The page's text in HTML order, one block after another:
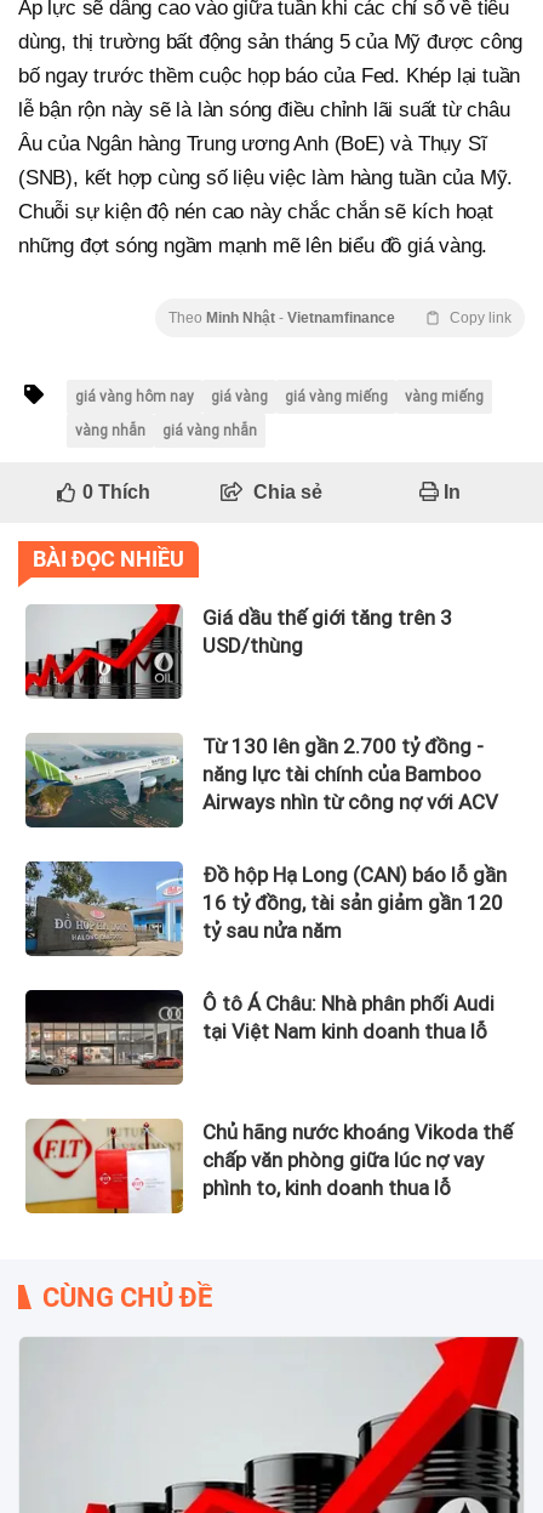
Áp lực sẽ dâng cao vào giữa tuần khi các chỉ số về tiêu
dùng, thị trường bất động sản tháng 5 của Mỹ được công
bố ngay trước thềm cuộc họp báo của Fed. Khép lại tuần
lễ bận rộn này sẽ là làn sóng điều chỉnh lãi suất từ châu
Âu của Ngân hàng Trung ương Anh (BoE) và Thụy Sĩ
(SNB), kết hợp cùng số liệu việc làm hàng tuần của Mỹ.
Chuỗi sự kiện độ nén cao này chắc chắn sẽ kích hoạt
những đợt sóng ngầm mạnh mẽ lên biểu đồ giá vàng.
Theo Minh Nhật - Vietnamfinance Copy link
giá vàng hôm nay giá vàng giá vàng miếng
vàng miếng
vàng nhẫn
giá vàng nhẫn
0Thích Chia sẻ In
BÀI ĐỌC NHIỀU
Giá dầu thế giới tăng trên 3
USD/thùng
Từ 130 lên gần 2.700 tỷ đồng -
năng lực tài chính của Bamboo
Airways nhìn từ công nợ với ACV
Đồ hộp Hạ Long (CAN) báo lỗ gần
16 tỷ đồng, tài sản giảm gần 120
tỷ sau nửa năm
Ô tô Á Châu: Nhà phân phối Audi
tại Việt Nam kinh doanh thua lỗ
Chủ hãng nước khoáng Vikoda thế
chấp văn phòng giữa lúc nợ vay
phình to, kinh doanh thua lỗ
CÙNG CHỦ ĐỀ